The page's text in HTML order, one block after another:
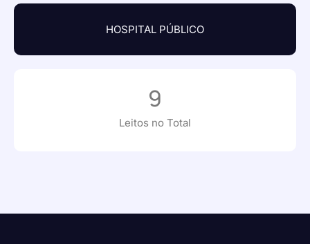
HOSPITAL PÚBLICO
Leitos no Total
9